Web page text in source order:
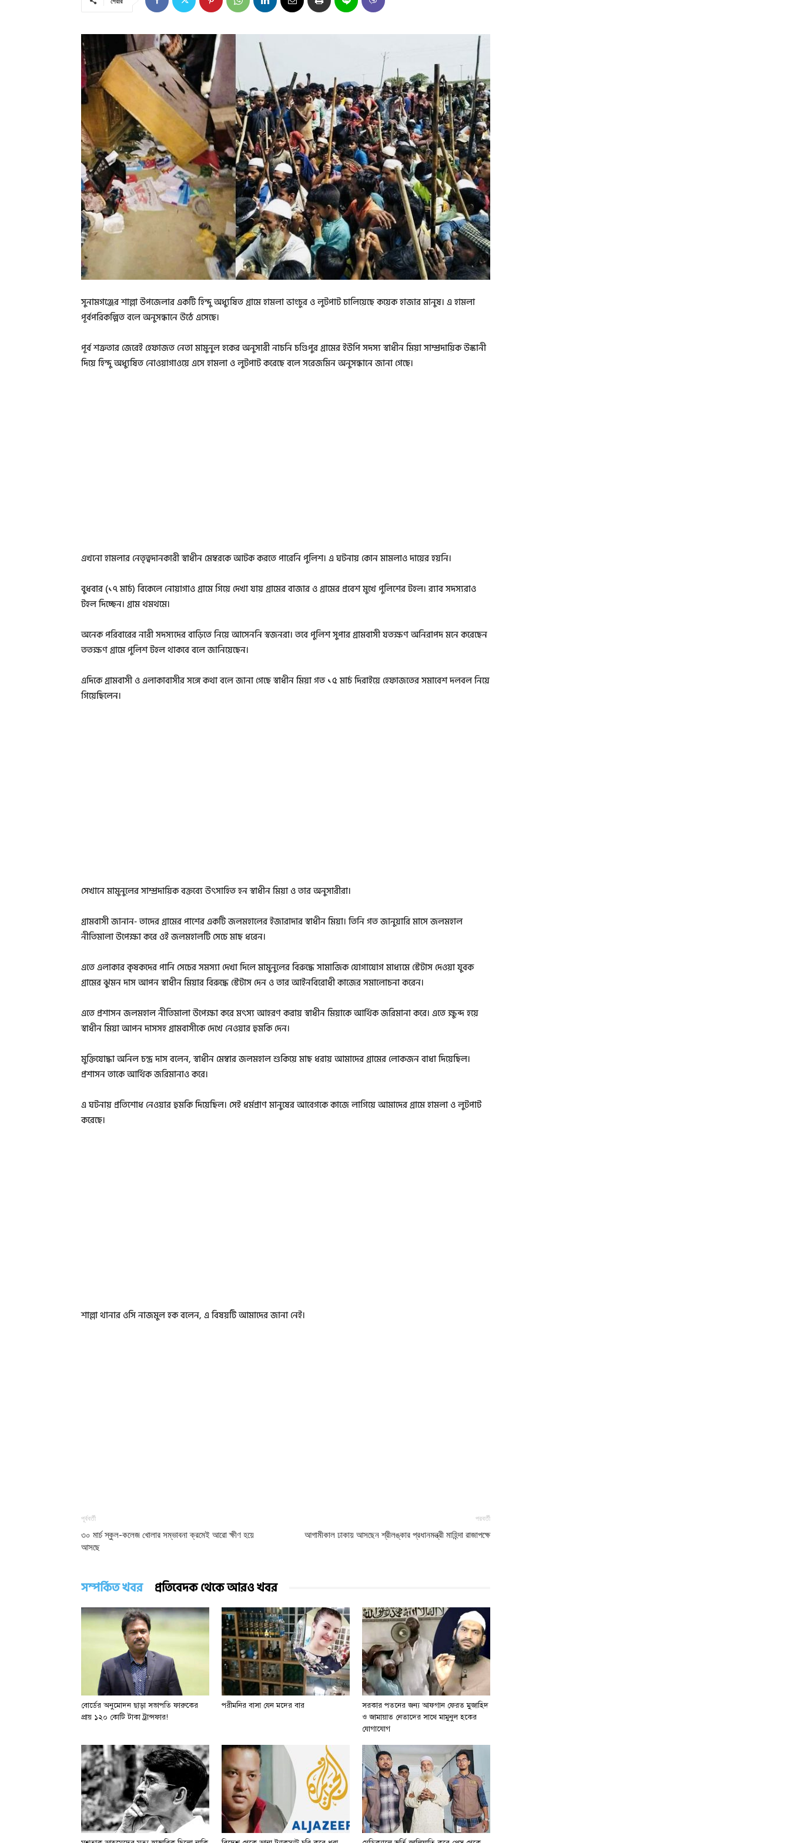
সুনামগঞ্জের শাল্লা উপজেলার একটি হিন্দু অধ্যুষিত গ্রামে হামলা ভাংচুর ও লুটপাট চালিয়েছে কয়েক হাজার মানুষ। এ হামলা
পূর্বপরিকল্পিত বলে অনুসন্ধানে উঠে এসেছে।
পূর্ব শত্রুতার জেরেই হেফাজত নেতা মামুনুল হকের অনুসারী নাচনি চণ্ডিপুর গ্রামের ইউপি সদস্য স্বাধীন মিয়া সাম্প্রদায়িক উস্কানী
দিয়ে হিন্দু অধ্যুষিত নোওয়াগাওয়ে এসে হামলা ও লুটপাট করেছে বলে সরেজমিন অনুসন্ধানে জানা গেছে।
এখনো হামলার নেতৃত্বদানকারী স্বাধীন মেম্বরকে আটক করতে পারেনি পুলিশ। এ ঘটনায় কোন মামলাও দায়ের হয়নি।
বুধবার (১৭ মার্চ) বিকেলে নোয়াগাও গ্রামে গিয়ে দেখা যায় গ্রামের বাজার ও গ্রামের প্রবেশ মুখে পুলিশের টহল। র‌্যাব সদস্যরাও
টহল দিচ্ছেন। গ্রাম থমথমে।
অনেক পরিবারের নারী সদস্যদের বাড়িতে নিয়ে আসেননি স্বজনরা। তবে পুলিশ সুপার গ্রামবাসী যতক্ষণ অনিরাপদ মনে করেছেন
ততক্ষণ গ্রামে পুলিশ টহল থাকবে বলে জানিয়েছেন।
এদিকে গ্রামবাসী ও এলাকাবাসীর সঙ্গে কথা বলে জানা গেছে স্বাধীন মিয়া গত ১৫ মার্চ দিরাইয়ে হেফাজতের সমাবেশ দলবল নিয়ে
গিয়েছিলেন।
সেখানে মামুনুলের সাম্প্রদায়িক বক্তব্যে উৎসাহিত হন স্বাধীন মিয়া ও তার অনুসারীরা।
গ্রামবাসী জানান- তাদের গ্রামের পাশের একটি জলমহালের ইজারাদার স্বাধীন মিয়া। তিনি গত জানুয়ারি মাসে জলমহাল
নীতিমালা উপেক্ষা করে ওই জলমহালটি সেচে মাছ ধরেন।
এতে এলাকার কৃষকদের পানি সেচের সমস্যা দেখা দিলে মামুনুলের বিরুদ্ধে সামাজিক যোগাযোগ মাধ্যমে স্টেটাস দেওয়া যুবক
গ্রামের ঝুমন দাস আপন স্বাধীন মিয়ার বিরুদ্ধে স্টেটাস দেন ও তার আইনবিরোধী কাজের সমালোচনা করেন।
এতে প্রশাসন জলমহাল নীতিমালা উপেক্ষা করে মৎস্য আহরণ করায় স্বাধীন মিয়াকে আর্থিক জরিমানা করে। এতে ক্ষুব্দ হয়ে
স্বাধীন মিয়া আপন দাসসহ গ্রামবাসীকে দেখে নেওয়ার হুমকি দেন।
মুক্তিযোদ্ধা অনিল চন্দ্র দাস বলেন, স্বাধীন মেম্বার জলমহাল শুকিয়ে মাছ ধরায় আমাদের গ্রামের লোকজন বাধা দিয়েছিল।
প্রশাসন তাকে আর্থিক জরিমানাও করে।
এ ঘটনায় প্রতিশোধ নেওয়ার হুমকি দিয়েছিল। সেই ধর্মপ্রাণ মানুষের আবেগকে কাজে লাগিয়ে আমাদের গ্রামে হামলা ও লুটপাট
করেছে।
শাল্লা থানার ওসি নাজমুল হক বলেন, এ বিষয়টি আমাদের জানা নেই।
পূর্ববর্তী
৩০ মার্চ স্কুল-কলেজ খোলার সম্ভাবনা ক্রমেই আরো ক্ষীণ হয়ে
আসছে
পরবর্তী
আগামীকাল ঢাকায় আসছেন শ্রীলঙ্কার প্রধানমন্ত্রী মাহিন্দা রাজাপক্ষে
সম্পর্কিত খবর প্রতিবেদক থেকে আরও খবর
বোর্ডের অনুমোদন ছাড়া সভাপতি ফারুকের
প্রায় ১২০ কোটি টাকা ট্রান্সফার!
পরীমনির বাসা যেন মদের বার
সরকার পতনের জন্য আফগান ফেরত মুজাহিদ
ও জামায়াত নেতাদের সাথে মামুনুল হকের
যোগাযোগ